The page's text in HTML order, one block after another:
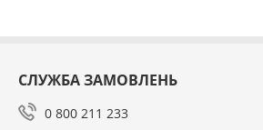
СЛУЖБА ЗАМОВЛЕНЬ
0 800 211 233